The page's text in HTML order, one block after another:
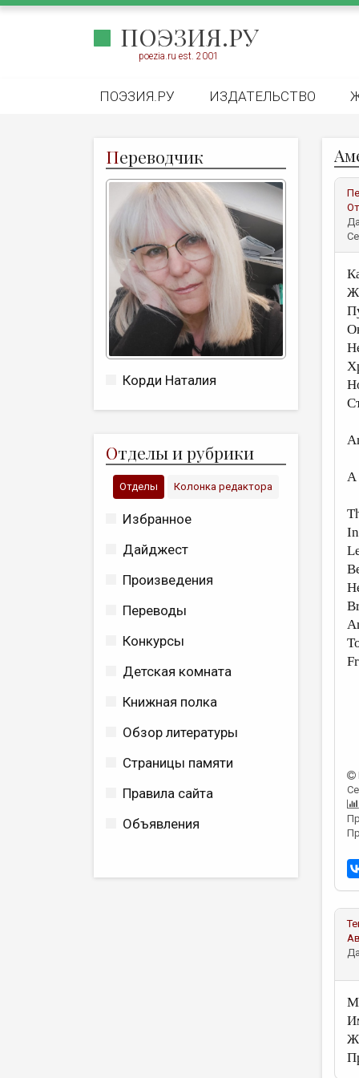
ПОЭЗИЯ.РУ
poezia.ru est. 2001
ПОЭЗИЯ.РУ ИЗДАТЕЛЬСТВО
Переводчик
Корди Наталия
Отделы и рубрики
Отделы Колонка редактора
Избранное
Дайджест
Произведения
Переводы
Конкурсы
Детская комната
Книжная полка
Обзор литературы
Страницы памяти
Правила сайта
Объявления
A